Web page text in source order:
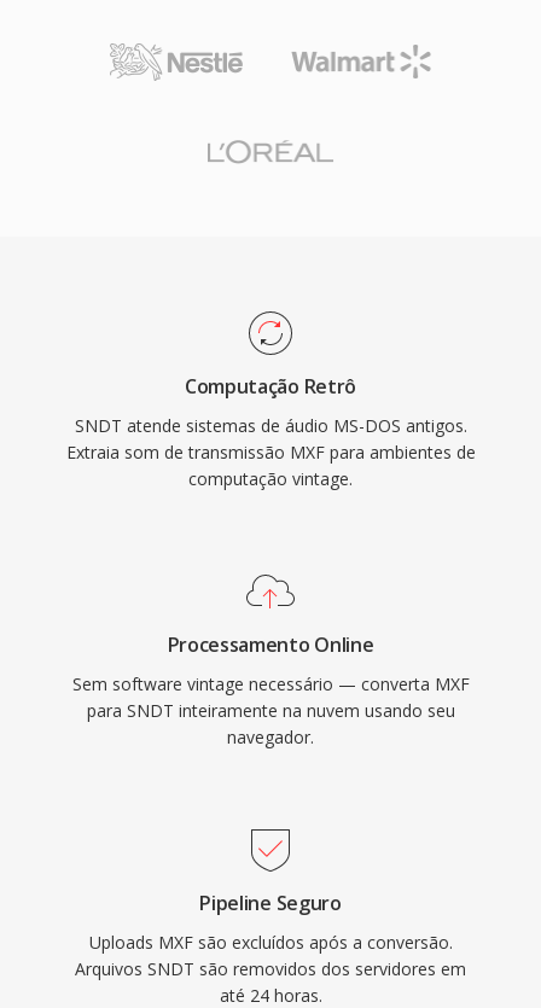
Computação Retrô
SNDT atende sistemas de áudio MS-DOS antigos.
Extraia som de transmissão MXF para ambientes de
computação vintage.
Processamento Online
Sem software vintage necessário — converta MXF
para SNDT inteiramente na nuvem usando seu
navegador.
Pipeline Seguro
Uploads MXF são excluídos após a conversão.
Arquivos SNDT são removidos dos servidores em
até 24 horas.